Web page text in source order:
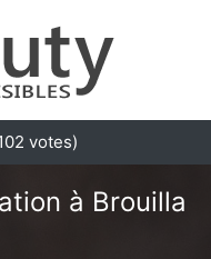
votes)
à Brouilla